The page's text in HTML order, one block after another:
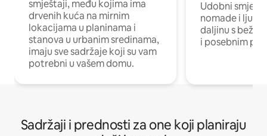
smještaji, među kojima ima
drvenih kuća na mirnim
lokacijama u planinama i
stanova u urbanim sredinama,
imaju sve sadržaje koji su vam
potrebni u vašem domu.
Udobni
nomade i ljude
daljinu s
i posebnim
Sadržaji i prednosti za one koji planiraju